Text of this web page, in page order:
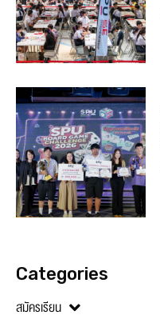
Categories
สมัครเรียน